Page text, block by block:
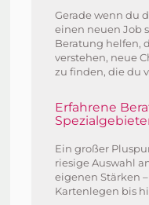
Gerade wenn du
einen neuen Job
Beratung helfen,
verstehen, neue
zu finden, die du
Erfahrene
Ein großer
riesige Auswahl
eigenen Stärken
Kartenlegen bis